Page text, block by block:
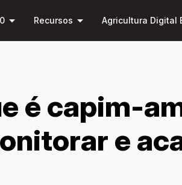
para o
principal
arrow_drop_down Recursos arrow_drop_down Agricultura Digital
é capim-
e